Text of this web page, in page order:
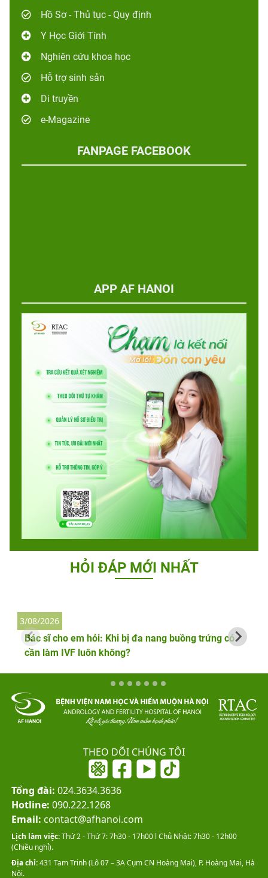
Hồ Sơ - Thủ tục - Quy định
Y Học Giới Tính
Nghiên cứu khoa học
Hỗ trợ sinh sản
Di truyền
e-Magazine
FANPAGE FACEBOOK
APP AF HANOI
HỎI ĐÁP MỚI NHẤT
Bác sĩ cho em hỏi: Khi bị đa nang buồng trứng có
cần làm IVF luôn không?
3/08/2026
THEO DÕI CHÚNG TÔI
Tổng đài: 024.3634.3636
Hotline: 090.222.1268
Email: contact@afhanoi.com
Lịch làm việc:Thứ 2 - Thứ 7: 7h30 - 17h00 l Chủ Nhật: 7h30 - 12h00
(Chiều nghỉ).
Địa chỉ:431 Tam Trinh (Lô 07 – 3A Cụm CN Hoàng Mai), P. Hoàng Mai, Hà
Nội.